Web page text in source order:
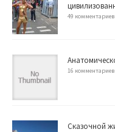
49 комментариев
16 комментариев
Сказочной